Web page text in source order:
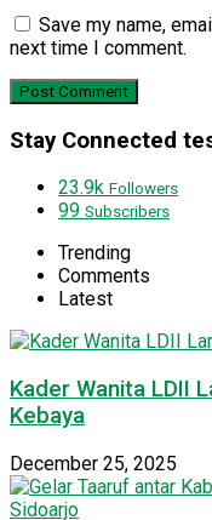
Save my name,
next time I comment.
Stay Connected
23.9k Followers
99 Subscribers
Trending
Comments
Latest
Kader Wanita LDII
Kebaya
December 25, 2025